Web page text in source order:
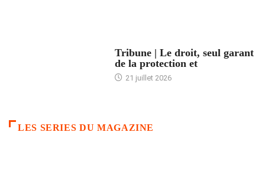
Tribune | Le droit, seul garant
de la protection et
21 juillet 2026
LES SERIES DU MAGAZINE